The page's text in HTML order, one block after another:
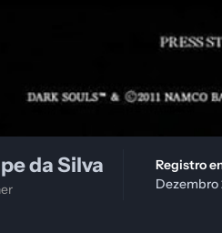
da Silva
Registro
Dezembro